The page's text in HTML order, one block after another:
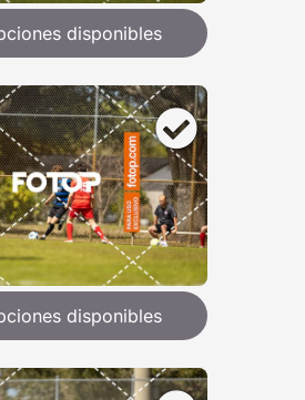
disponibles
disponibles